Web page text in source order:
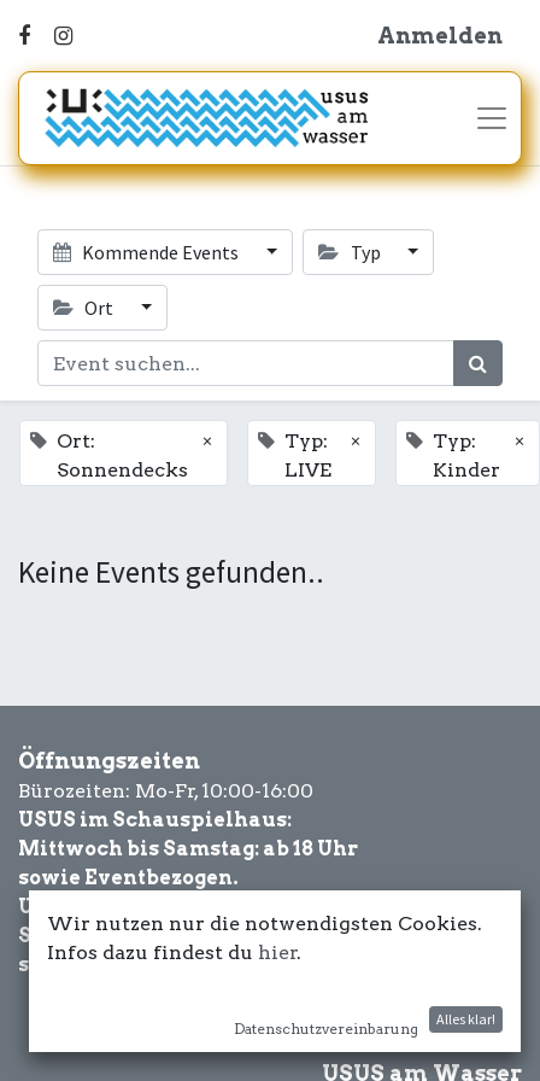
Anmelden
Kommende Events Typ
Ort
Ort:
Sonnendecks
×
Typ:
LIVE
×
Typ:
Kinder
×
Keine Events gefunden..
Öffnungszeiten
Bürozeiten: Mo-Fr, 10:00-16:00
USUS im Schauspielhaus:
Mittwoch bis Samstag: ab 18 Uhr
sowie Eventbezogen.
USUS am Wasser:
Schönwetter-
sowie Eventbezogen.
USUS am Wasser
Wir nutzen nur die notwendigsten Cookies.
Infos dazu findest du hier.
Datenschutzvereinbarung
Alles klar!